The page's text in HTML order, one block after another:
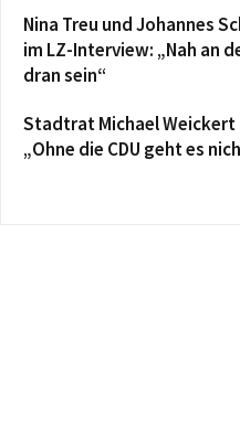
Nina Treu und Johannes
im LZ-Interview: „Nah an
dran sein“
Stadtrat Michael Weickert
„Ohne die CDU geht es